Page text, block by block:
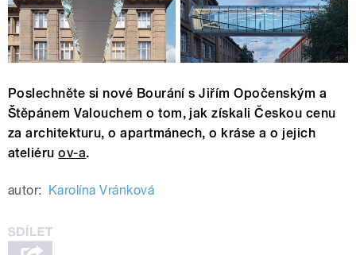
Poslechněte si nové Bourání s Jiřím Opočenským a
Štěpánem Valouchem o tom, jak získali Českou cenu
za architekturu, o apartmánech, o kráse a o jejich
ateliéruov-a.
autor: Karolína Vránková